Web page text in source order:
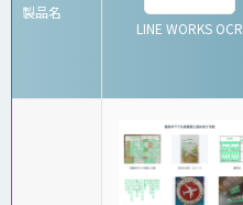
製品名
LINE WORKS OCR